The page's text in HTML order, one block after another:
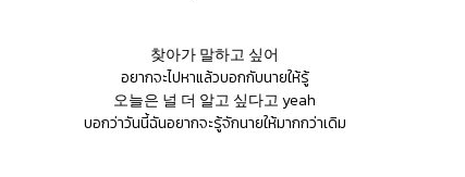
찾아가 말하고 싶어
อยากจะไปหาแล้วบอกกับนายให้รู้
오늘은 널 더 알고 싶다고 yeah
บอกว่าวันนี้ฉันอยากจะรู้จักนายให้มากกว่าเดิม